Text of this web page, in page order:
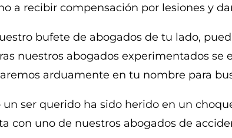
a recibir compensación por lesiones y
bufete de abogados de tu lado,
nuestros abogados experimentados se
arduamente en tu nombre para
un ser querido ha sido herido en un
con uno de nuestros abogados de